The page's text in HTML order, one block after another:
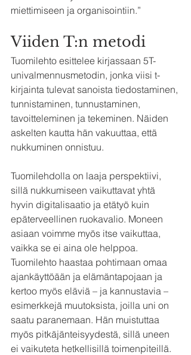
miettimiseen ja organisointiin.”
Viiden T:n metodi
Tuomilehto esittelee kirjassaan 5T-
univalmennusmetodin, jonka viisi t-
kirjainta tulevat sanoista tiedostaminen,
tunnistaminen, tunnustaminen,
tavoitteleminen ja tekeminen. Näiden
askelten kautta hän vakuuttaa, että
nukkuminen onnistuu.
Tuomilehdolla on laaja perspektiivi,
sillä nukkumiseen vaikuttavat yhtä
hyvin digitalisaatio ja etätyö kuin
epäterveellinen ruokavalio. Moneen
asiaan voimme myös itse vaikuttaa,
vaikka se ei aina ole helppoa.
Tuomilehto haastaa pohtimaan omaa
ajankäyttöään ja elämäntapojaan ja
kertoo myös eläviä – ja kannustavia –
esimerkkejä muutoksista, joilla uni on
saatu paranemaan. Hän muistuttaa
myös pitkäjänteisyydestä, sillä uneen
ei vaikuteta hetkellisillä toimenpiteillä.